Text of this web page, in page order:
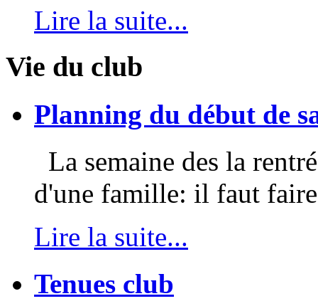
Lire la suite...
Vie du club
Planning du début de
La semaine des la
d'une famille: il faut
Lire la suite...
Tenues club